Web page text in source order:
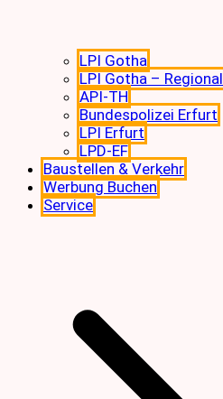
LPI Gotha
LPI Gotha – Regional
API-TH
Bundespolizei Erfurt
LPI Erfurt
LPD-EF
Baustellen & Verkehr
Werbung Buchen
Service